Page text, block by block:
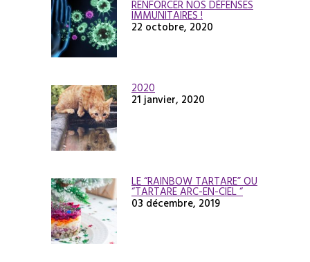
RENFORCER NOS DÉFENSES
IMMUNITAIRES !
22 octobre, 2020
2020
21 janvier, 2020
LE “RAINBOW TARTARE” OU
“TARTARE ARC-EN-CIEL “
03 décembre, 2019